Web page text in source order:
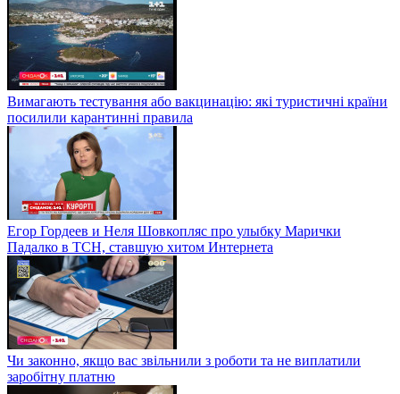
Вимагають тестування або вакцинацію: які туристичні країни
посилили карантинні правила
Егор Гордеев и Неля Шовкопляс про улыбку Марички
Падалко в ТСН, ставшую хитом Интернета
Чи законно, якщо вас звільнили з роботи та не виплатили
заробітну платню